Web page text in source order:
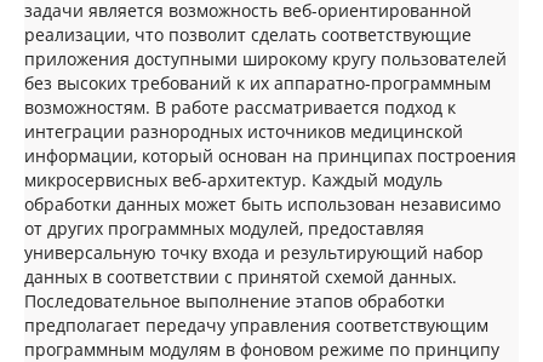
задачи является возможность веб-ориентированной
реализации, что позволит сделать соответствующие
приложения доступными широкому кругу пользователей
без высоких требований к их аппаратно-программным
возможностям. В работе рассматривается подход к
интеграции разнородных источников медицинской
информации, который основан на принципах построения
микросервисных веб-архитектур. Каждый модуль
обработки данных может быть использован независимо
от других программных модулей, предоставляя
универсальную точку входа и результирующий набор
данных в соответствии с принятой схемой данных.
Последовательное выполнение этапов обработки
предполагает передачу управления соответствующим
программным модулям в фоновом режиме по принципу